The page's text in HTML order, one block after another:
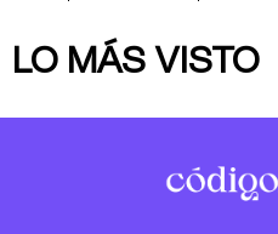
LO MÁS VISTO